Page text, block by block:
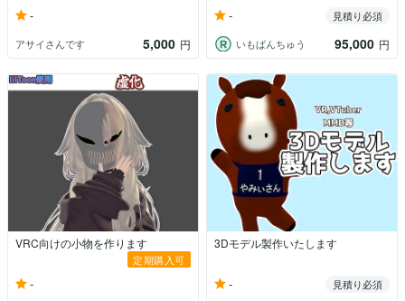
-
アサイさんです 5,000 円
-
見積り必須
いもぱんちゅう
95,000 円
VRC向けの小物を作ります
定期購入可
-
3Dモデル製作いたします
-
見積り必須